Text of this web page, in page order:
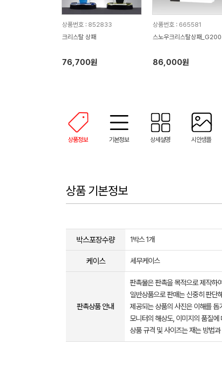
상품번호 : 852833
크리스탈 상패
76,700원
상품번호 : 665581
스노우크리스탈상패
86,000원
상품정보 기본정보 상세설명 시안샘플
상품 기본정보
박스포장수량 1박스 1개
케이스 세무케이스
판촉상품 안내
판촉물은 판촉을 목적으로 제작하
일반상품으로 판매는 신중히 판단
제공되는 상품의 사진은 이해를
모니터의 해상도, 이미지의 품질
상품 규격 및 사이즈는 재는 방법